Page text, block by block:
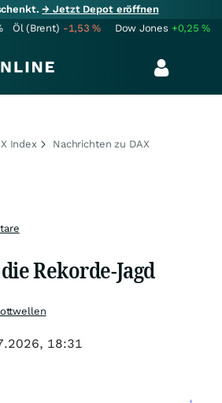
→ Jetzt Depot eröffnen
Öl (Brent) -1,53% Dow Jones +0,25%
Index Nachrichten zu DAX
Rekorde-Jagd
18:31